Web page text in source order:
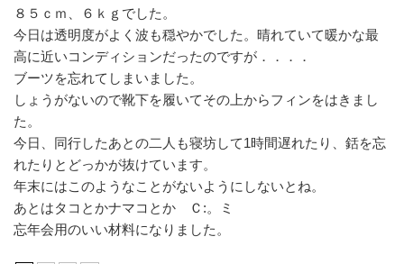
８５ｃｍ、６ｋｇでした。
今日は透明度がよく波も穏やかでした。晴れていて暖かな最
高に近いコンディションだったのですが．．．．
ブーツを忘れてしまいました。
しょうがないので靴下を履いてその上からフィンをはきまし
た。
今日、同行したあとの二人も寝坊して1時間遅れたり、銛を忘
れたりとどっかが抜けています。
年末にはこのようなことがないようにしないとね。
あとはタコとかナマコとか Ｃ:。ミ
忘年会用のいい材料になりました。